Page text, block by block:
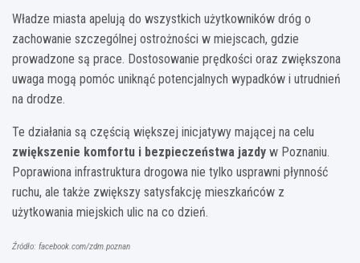
Władze miasta apelują do wszystkich użytkowników dróg o
zachowanie szczególnej ostrożności w miejscach, gdzie
prowadzone są prace. Dostosowanie prędkości oraz zwiększona
uwaga mogą pomóc uniknąć potencjalnych wypadków i utrudnień
na drodze.
Te działania są częścią większej inicjatywy mającej na celu
zwiększenie komfortu i bezpieczeństwa jazdy w Poznaniu.
Poprawiona infrastruktura drogowa nie tylko usprawni płynność
ruchu, ale także zwiększy satysfakcję mieszkańców z
użytkowania miejskich ulic na co dzień.
Źródło: facebook.com/zdm.poznan